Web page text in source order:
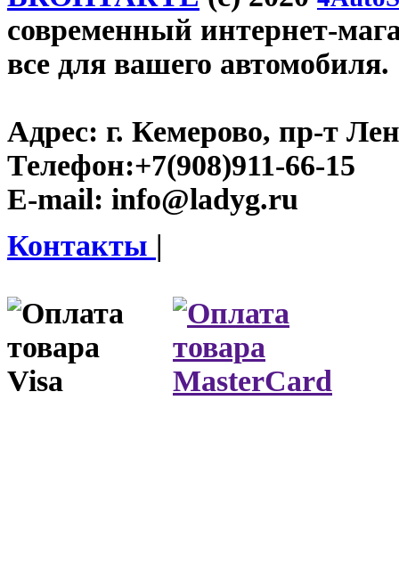
современный интернет-
все для вашего автомобиля.
Адрес: г. Кемерово, пр-т
Телефон:+7(908)911-66-15
E-mail: info@ladyg.ru
Контакты |